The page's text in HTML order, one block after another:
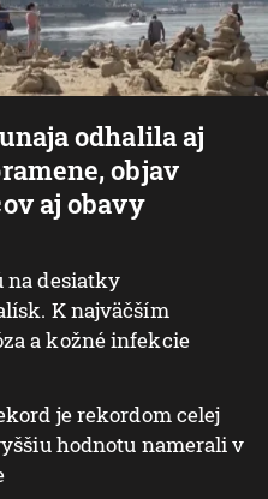
odhalila aj
objav
aj obavy
na desiatky
K najväčším
a kožné infekcie
je rekordom celej
hodnotu namerali v